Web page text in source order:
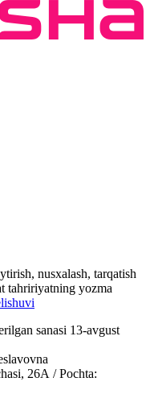
nusxalash, tarqatish
tahririyatning yozma
sanasi 13-avgust
26А / Pochta: